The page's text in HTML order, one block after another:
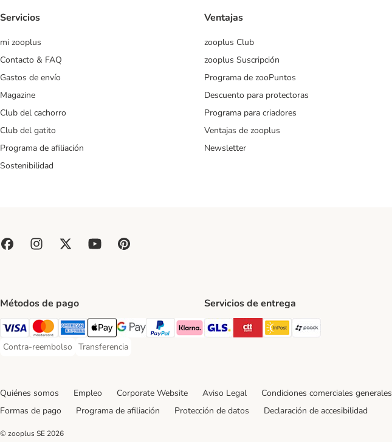
Servicios
mi zooplus
Contacto & FAQ
Gastos de envío
Magazine
Club del cachorro
Club del gatito
Programa de afiliación
Sostenibilidad
Ventajas
zooplus Club
zooplus Suscripción
Programa de zooPuntos
Descuento para protectoras
Programa para criadores
Ventajas de zooplus
Newsletter
Métodos de pago
Visa Payment Method
Mastercard Payment Method
American Express Payment Method
Apple Pay Payment Method
Google Pay Payment Method
PayPal Payment Method
Klarna Payment Method
Contra-reembolso
Contra-reembolso Payment Method
Transferencia
Transferencia Payment Method
Servicios de entrega
GLS Shipping Method
CTTExpress Shipping Method
InPost Shipping Method
paack Shipping
Quiénes somos Empleo Corporate Website Aviso Legal Condiciones comerciales generales
Formas de pago
Programa de afiliación Protección de datos Declaración de accesibilidad
© zooplus SE 2026